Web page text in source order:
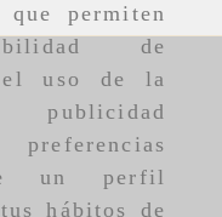
permiten
de
el uso de la
un perfil
hábitos de